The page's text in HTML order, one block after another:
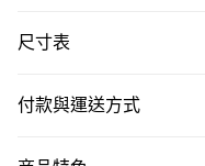
尺寸表
付款與運送方式